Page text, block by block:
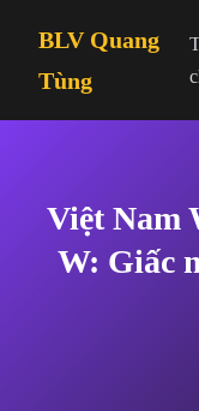
BLV Quang
Tùng
Việt Nam
W: Giấc